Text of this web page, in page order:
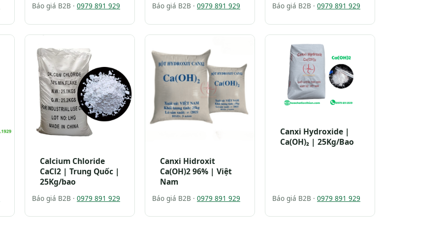
Báo giá B2B · 0979 891 929 Báo giá B2B · 0979 891 929 Báo giá B2B · 0979 891 929
Calcium Chloride
CaCl2 | Trung Quốc |
25Kg/bao
Báo giá B2B · 0979 891 929
Canxi Hidroxit
Ca(OH)2 96% | Việt
Nam
Báo giá B2B · 0979 891 929
Canxi Hydroxide |
Ca(OH)₂ | 25Kg/Bao
Báo giá B2B · 0979 891 929